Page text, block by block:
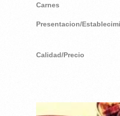
Carnes
Presentacion/
Calidad/Precio